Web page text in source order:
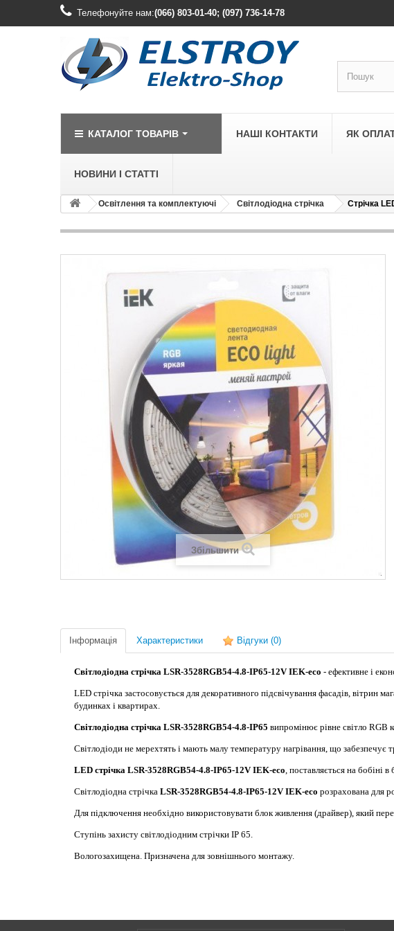
Телефонуйте нам:(066) 803-01-40; (097) 736-14-78
КАТАЛОГ ТОВАРІВ
LEGRAND
Legrand Forix
Legrand SUNO
Legrand Valena Allure
Legrand Valena Classic
Legrand Valena Life
НАШІ КОНТАКТИ ЯК
НОВИНИ І СТАТТІ
Освітлення та комплектуючі Світлодіодна стрічка Стрічка
Збільшити
Інформація Характеристики Відгуки (0)
Світлодіодна стрічка LSR-3528RGB54-4.8-IP65-12V IEK-eco - ефективне і
LED стрічка застосовується для декоративного підсвічування фасадів, вітрин
будинках і квартирах.
Світлодіодна стрічка LSR-3528RGB54-4.8-IP65 випромінює рівне світло
Світлодіоди не мерехтять і мають малу температуру нагрівання, що
LED стрічка LSR-3528RGB54-4.8-IP65-12V IEK-eco, поставляється на бобіні
Світлодіодна стрічка LSR-3528RGB54-4.8-IP65-12V IEK-eco розрахована для
Для підключення необхідно використовувати блок живлення (драйвер), який
Ступінь захисту світлодіодним стрічки IP 65.
Вологозахищена. Призначена для зовнішнього монтажу.